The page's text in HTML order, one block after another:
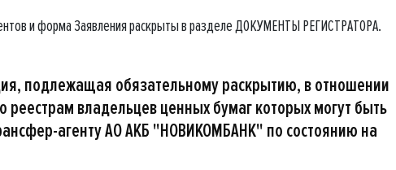
и форма Заявления раскрыты в разделе ДОКУМЕНТЫ РЕГИСТРАТОРА.
подлежащая обязательному раскрытию, в отношении
реестрам владельцев ценных бумаг которых могут быть
агенту АО АКБ "НОВИКОМБАНК" по состоянию на